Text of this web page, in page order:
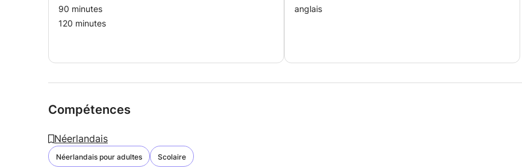
90 minutes
120 minutes
anglais
Compétences
Néerlandais
Néerlandais pour adultes Scolaire